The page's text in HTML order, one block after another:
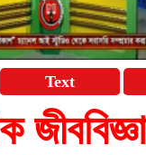
Text